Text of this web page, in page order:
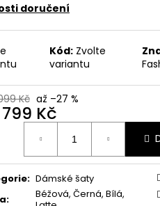
doručení
Kód: Zvolte
variantu
Kč až –27 %
799 Kč
: Dámské šaty
:
Béžová, Černá, Bílá,